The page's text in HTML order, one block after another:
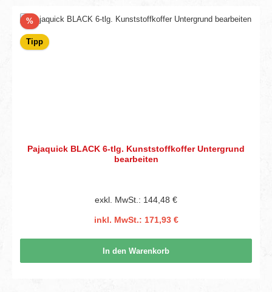
%Rabatt
Tipp
Pajaquick BLACK 6-tlg. Kunststoffkoffer Untergrund
bearbeiten
exkl. MwSt.: 144,48 €
inkl. MwSt.: 171,93 €
In den Warenkorb